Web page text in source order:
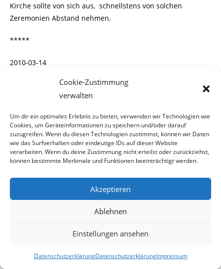
Cookie-Zustimmung
verwalten
Um dir ein optimales Erlebnis zu bieten, verwenden wir Technologien wie
Cookies, um Geräteinformationen zu speichern und/oder darauf
zuzugreifen. Wenn du diesen Technologien zustimmst, können wir Daten
wie das Surfverhalten oder eindeutige IDs auf dieser Website
verarbeiten. Wenn du deine Zustimmung nicht erteilst oder zurückziehst,
können bestimmte Merkmale und Funktionen beeinträchtigt werden.
Akzeptieren
Ablehnen
Einstellungen ansehen
DatenschutzerklärungDatenschutzerklärungImpressum
Kirche sollte von sich aus, schnellstens von solchen
Zeremonien Abstand nehmen.
*****
2010-03-14
veröffentlicht:
Klosterschwuchteln
Vokabular
Tiroler FPÖ-Nationalratsabgeordnete Werner